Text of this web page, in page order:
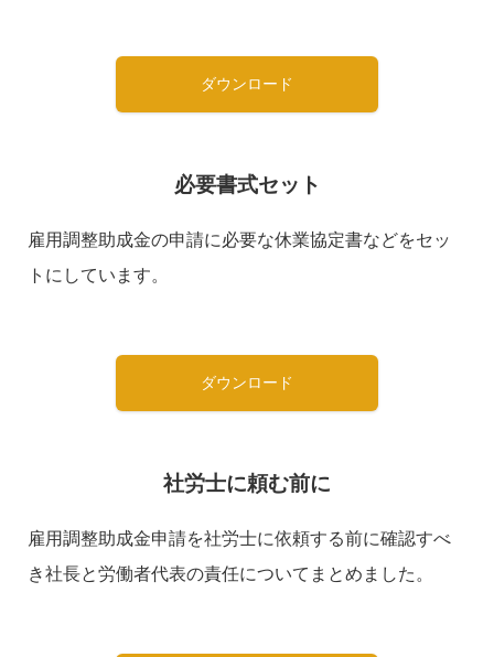
ダウンロード
必要書式セット
雇用調整助成金の申請に必要な休業協定書などをセッ
トにしています。
ダウンロード
社労士に頼む前に
雇用調整助成金申請を社労士に依頼する前に確認すべ
き社長と労働者代表の責任についてまとめました。